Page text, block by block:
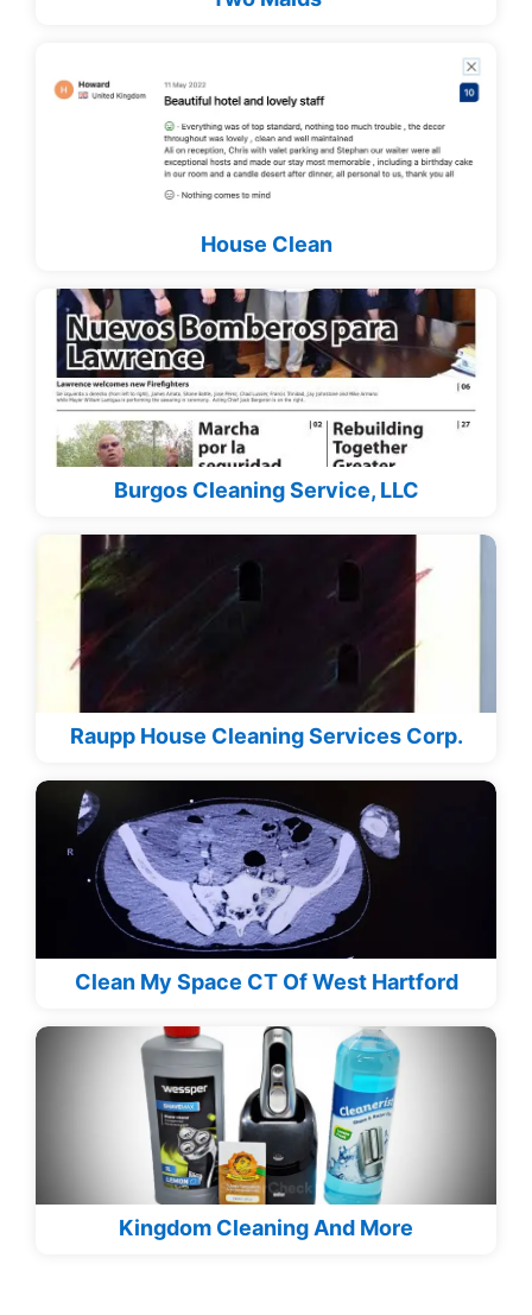
House Clean
Burgos Cleaning Service, LLC
Raupp House Cleaning Services Corp.
Clean My Space CT Of West Hartford
Kingdom Cleaning And More